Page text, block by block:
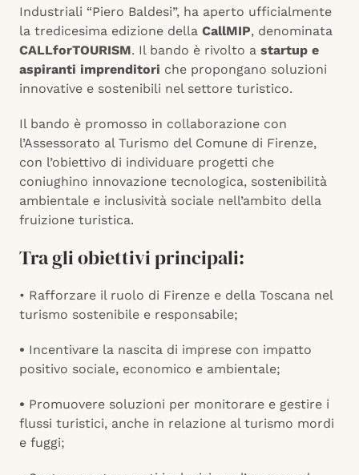
Industriali “Piero Baldesi”, ha aperto ufficialmente
la tredicesima edizione della CallMIP, denominata
CALLforTOURISM. Il bando è rivolto a startup e
aspiranti imprenditori che propongano soluzioni
innovative e sostenibili nel settore turistico.
Il bando è promosso in collaborazione con
l’Assessorato al Turismo del Comune di Firenze,
con l’obiettivo di individuare progetti che
coniughino innovazione tecnologica, sostenibilità
ambientale e inclusività sociale nell’ambito della
fruizione turistica.
Tra gli obiettivi principali:
• Rafforzare il ruolo di Firenze e della Toscana nel
turismo sostenibile e responsabile;
• Incentivare la nascita di imprese con impatto
positivo sociale, economico e ambientale;
• Promuovere soluzioni per monitorare e gestire i
flussi turistici, anche in relazione al turismo mordi
e fuggi;